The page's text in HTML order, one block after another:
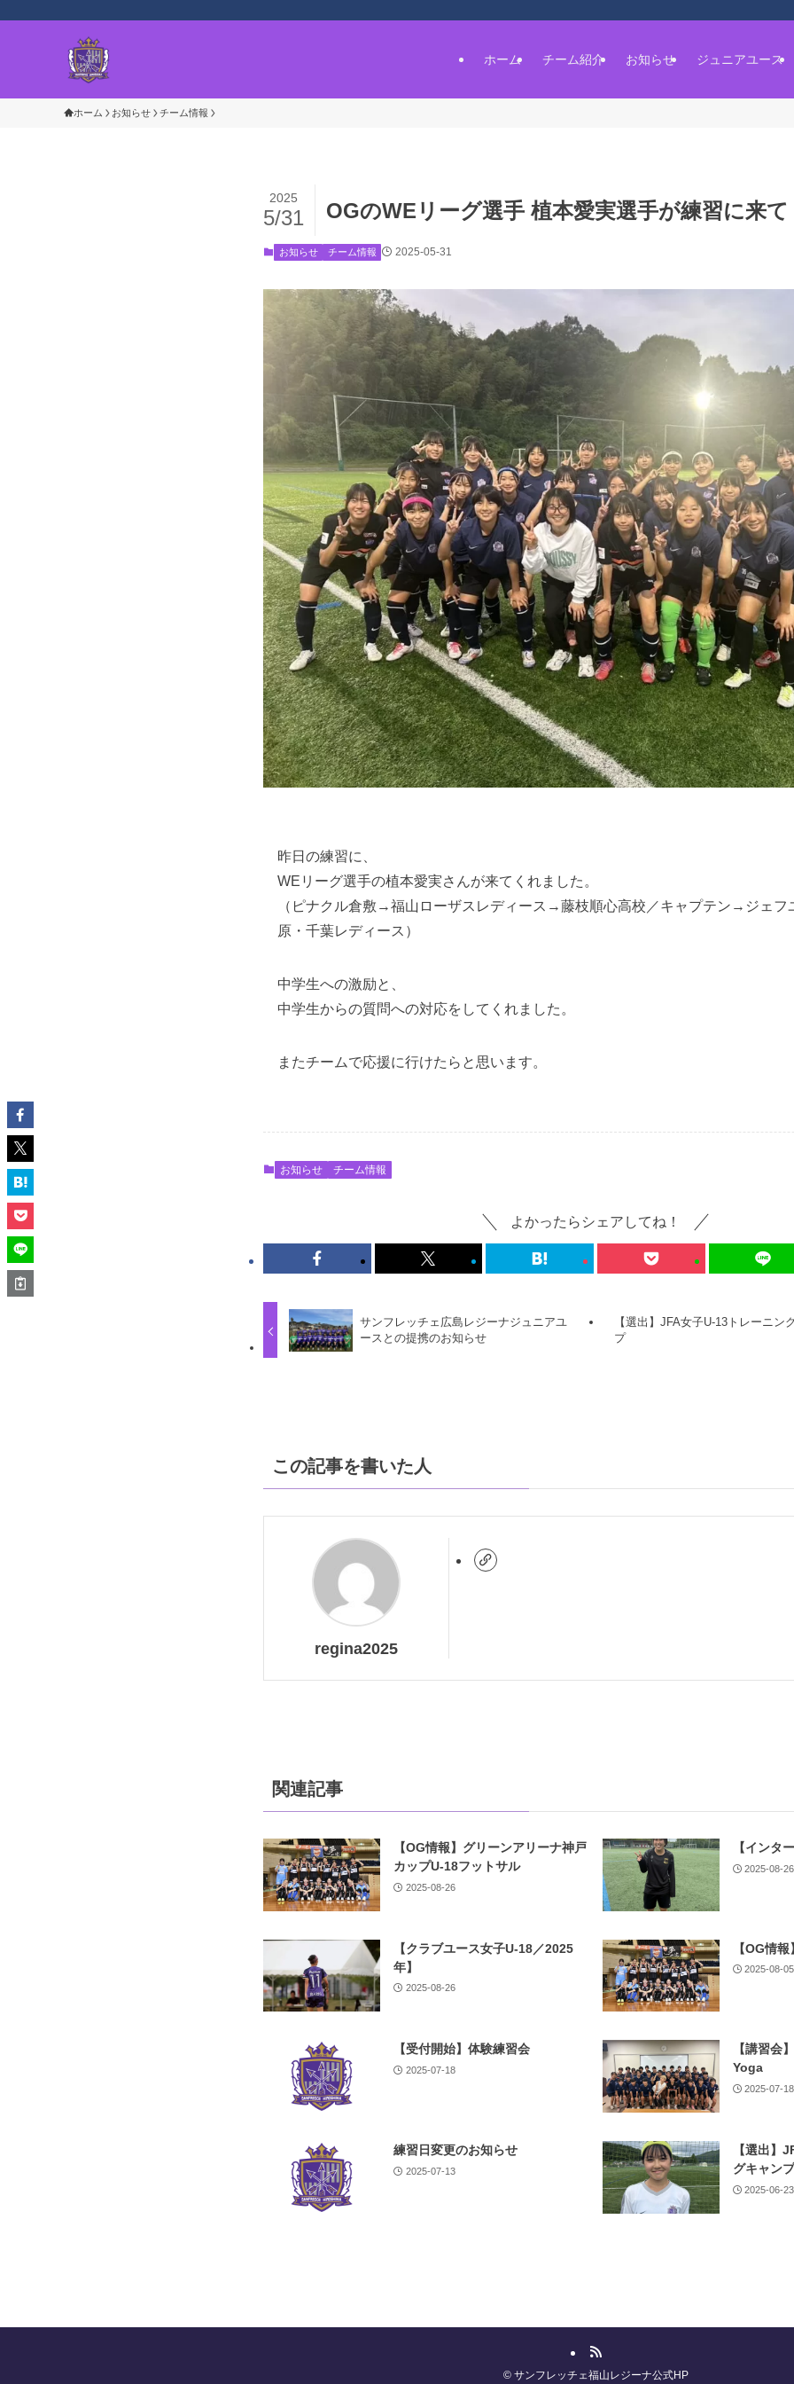
ホーム チーム紹介 お知らせ ジュニアユース
ホーム お知らせ チーム情報
OGのWEリーグ選手 植本愛実選手が練習に来
2025
5/31
お知らせ チーム情報 2025-05-31
昨日の練習に、
WEリーグ選手の植本愛実さんが来てくれました。
（ピナクル倉敷→福山ローザスレディース→藤枝順心高校／キャプテン→ジェフ
原・千葉レディース）
中学生への激励と、
中学生からの質問への対応をしてくれました。
またチームで応援に行けたらと思います。
お知らせ チーム情報
よかったらシェアしてね！
サンフレッチェ広島レジーナジュニアユ
ースとの提携のお知らせ
【選出】JFA女子U-13トレーニン
プ
この記事を書いた人
regina2025
関連記事
【OG情報】グリーンアリーナ神戸
カップU-18フットサル
2025-08-26
【インタ
2025-08-26
【クラブユース女子U-18／2025
年】
2025-08-26
【OG情報
2025-08-05
【受付開始】体験練習会
2025-07-18
【講習
Yoga
2025-07-18
練習日変更のお知らせ
2025-07-13
【選出】
グキャンプ
2025-06-23
©サンフレッチェ福山レジーナ公式HP